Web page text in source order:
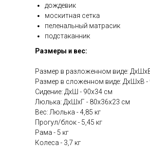
дождевик
москитная сетка
пеленальный матрасик
подстаканник
Размеры и вес:
Размер в разложенном виде:
Размер в сложенном виде: ДхШхВ -
Сидение: ДхШ - 90х34 см
Люлька: ДхШхГ - 80х36х23 см
Вес: Люлька - 4,85 кг
Прогул/блок - 5,45 кг
Рама - 5 кг
Колеса - 3,7 кг